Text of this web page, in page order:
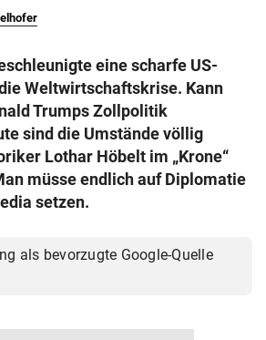
eine scharfe US-
Weltwirtschaftskrise. Kann
Trumps Zollpolitik
sind die Umstände völlig
Lothar Höbelt im „Krone“
müsse endlich auf Diplomatie
setzen.
als bevorzugte Google-Quelle